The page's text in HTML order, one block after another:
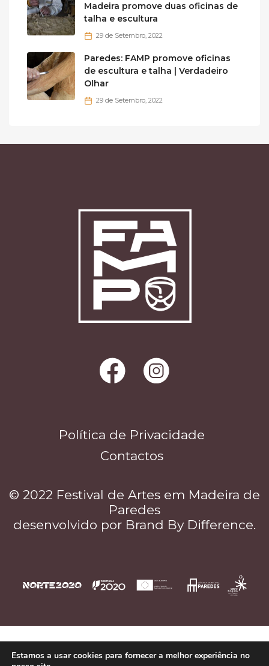
Madeira promove duas oficinas de
talha e escultura
29 de Setembro, 2022
Paredes: FAMP promove oficinas
de escultura e talha | Verdadeiro
Olhar
29 de Setembro, 2022
Política de Privacidade
Contactos
© 2022 Festival de Artes em Madeira de
Paredes
desenvolvido por Brand By Difference.
Estamos a usar cookies para fornecer a melhor experiência no